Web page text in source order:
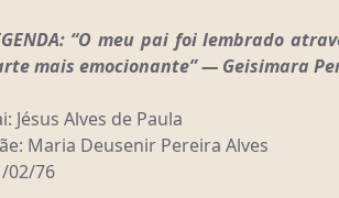
“O meu pai foi lembrado
mais emocionante” — Geisimara
Jésus Alves de Paula
Maria Deusenir Pereira Alves
02/76